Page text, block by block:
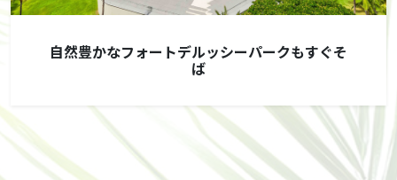
自然豊かなフォートデルッシーパークもすぐそ
ば